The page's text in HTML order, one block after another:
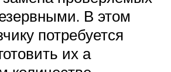
В этом
потребуется
их а